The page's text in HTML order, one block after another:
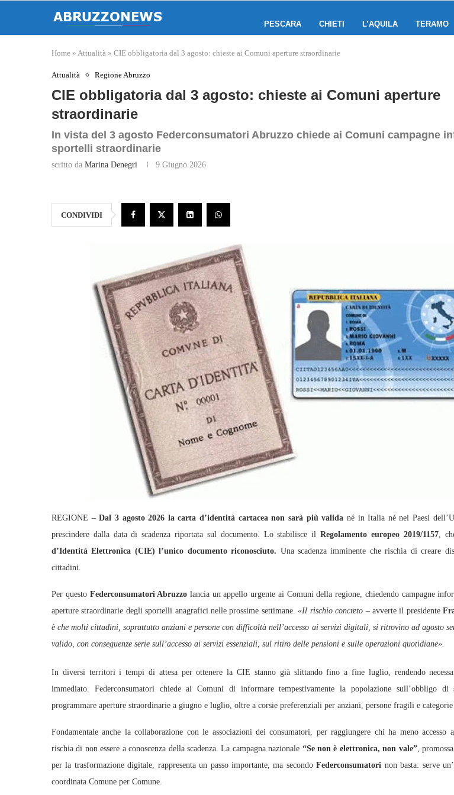
PESCARA CHIETI L’AQUILA TERAMO
Home » Attualità » CIE obbligatoria dal 3 agosto: chieste ai Comuni aperture straordinarie
Attualità Regione Abruzzo
CIE obbligatoria dal 3 agosto: chieste ai Comuni aperture
straordinarie
In vista del 3 agosto Federconsumatori Abruzzo chiede ai Comuni campagne
sportelli straordinarie
scritto da Marina Denegri 9 Giugno 2026
CONDIVIDI
REGIONE –Dal 3 agosto 2026 la carta d’identità cartacea non sarà più valida né in Italia né nei Paesi
prescindere dalla data di scadenza riportata sul documento. Lo stabilisce ilRegolamento europeo 2019/1157,
d’Identità Elettronica (CIE) l’unico documento riconosciuto. Una scadenza imminente che rischia di creare
cittadini.
Per questo Federconsumatori Abruzzo lancia un appello urgente ai Comuni della regione, chiedendo campagne
aperture straordinarie degli sportelli anagrafici nelle prossime settimane.«Il rischio concreto – avverte il presidente
è che molti cittadini, soprattutto anziani e persone con difficoltà nell’accesso ai servizi digitali, si ritrovino ad agosto
valido, con conseguenze serie sull’accesso ai servizi essenziali, sul ritiro delle pensioni e sulle operazioni quotidiane».
In diversi territori i tempi di attesa per ottenere la CIE stanno già slittando fino a fine luglio, rendendo
immediato. Federconsumatori chiede ai Comuni di informare tempestivamente la popolazione sull’obbligo di
programmare aperture straordinarie a giugno e luglio, oltre a corsie preferenziali per anziani, persone fragili e
Fondamentale anche la collaborazione con le associazioni dei consumatori, per raggiungere chi ha meno accesso
rischia di non essere a conoscenza della scadenza. La campagna nazionale “Se non è elettronica, non vale”,
per la trasformazione digitale, rappresenta un passo importante, ma secondoFederconsumatori non basta: serve
coordinata Comune per Comune.